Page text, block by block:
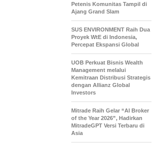
Petenis Komunitas Tampil di
Ajang Grand Slam
SUS ENVIRONMENT Raih Dua
Proyek WtE di Indonesia,
Percepat Ekspansi Global
UOB Perkuat Bisnis Wealth
Management melalui
Kemitraan Distribusi Strategis
dengan Allianz Global
Investors
Mitrade Raih Gelar “AI Broker
of the Year 2026”, Hadirkan
MitradeGPT Versi Terbaru di
Asia